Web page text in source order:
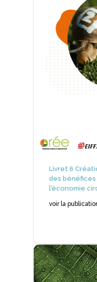
Livret 6
des
l’économie
voir la